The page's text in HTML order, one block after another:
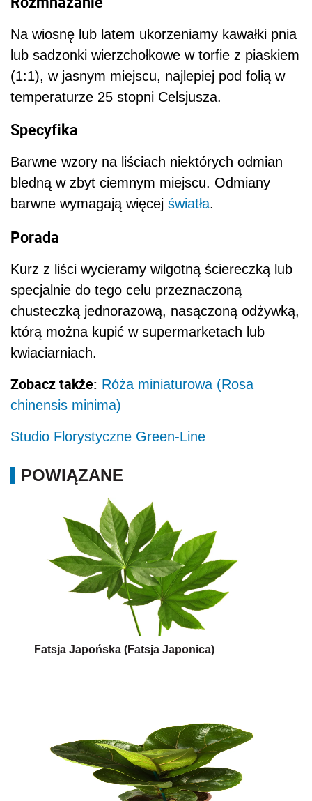
Na wiosnę lub latem ukorzeniamy kawałki pnia
lub sadzonki wierzchołkowe w torfie z piaskiem
(1:1), w jasnym miejscu, najlepiej pod folią w
temperaturze 25 stopni Celsjusza.
Specyfika
Barwne wzory na liściach niektórych odmian
bledną w zbyt ciemnym miejscu. Odmiany
barwne wymagają więcej światła.
Porada
Kurz z liści wycieramy wilgotną ściereczką lub
specjalnie do tego celu przeznaczoną
chusteczką jednorazową, nasączoną odżywką,
którą można kupić w supermarketach lub
kwiaciarniach.
Zobacz także: Róża miniaturowa (Rosa
chinensis minima)
Studio Florystyczne Green-Line
POWIĄZANE
Fatsja Japońska (Fatsja Japonica)